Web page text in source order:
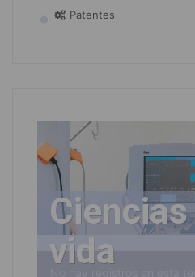
Patentes
vida